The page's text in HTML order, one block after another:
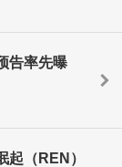
告率先曝
（REN）